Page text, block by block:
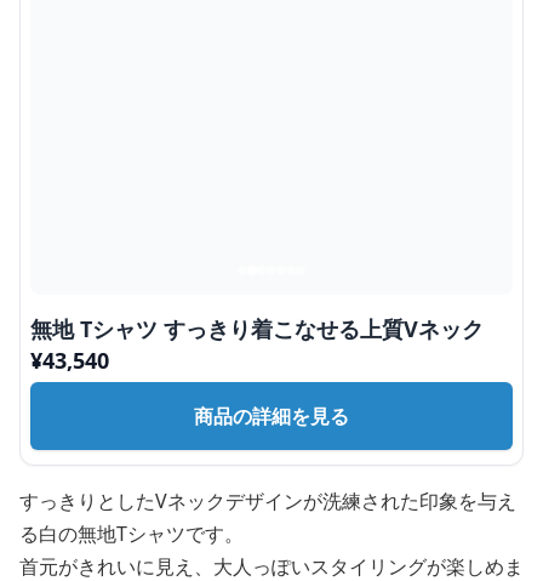
無地 Tシャツ すっきり着こなせる上質Vネック
¥43,540
商品の詳細を見る
すっきりとしたVネックデザインが洗練された印象を与え
る白の無地Tシャツです。
首元がきれいに見え、大人っぽいスタイリングが楽しめま